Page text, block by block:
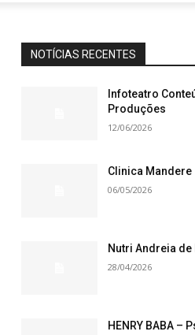
NOTÍCIAS RECENTES
Infoteatro
Produções
12/06/2026
Clinica Mandere
06/05/2026
Nutri Andreia de
28/04/2026
HENRY BABA –